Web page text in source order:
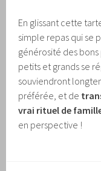
En glissant cette
simple repas qui se
générosité des
petits et grands se
souviendront
préférée, et de
vrai rituel de
en perspective !